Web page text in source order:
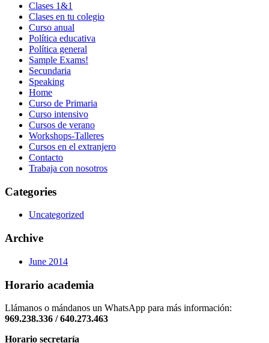
Clases 1&1
Clases en tu colegio
Curso anual
Política educativa
Política general
Sample Exams!
Secundaria
Speaking
Home
Curso de Primaria
Curso intensivo
Cursos de verano
Workshops-Talleres
Cursos en el extranjero
Contacto
Trabaja con nosotros
Categories
Uncategorized
Archive
June 2014
Horario academia
Llámanos o mándanos un WhatsApp para más información:
969.238.336 / 640.273.463
Horario secretaría